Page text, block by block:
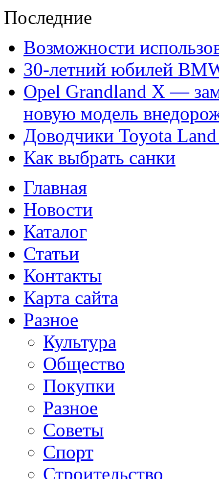
Последние
Возможности
30-летний юбилей
Opel Grandland X —
новую модель
Доводчики Toyota
Как выбрать санки
Главная
Новости
Каталог
Статьи
Контакты
Карта сайта
Разное
Культура
Общество
Покупки
Разное
Советы
Спорт
Строительство